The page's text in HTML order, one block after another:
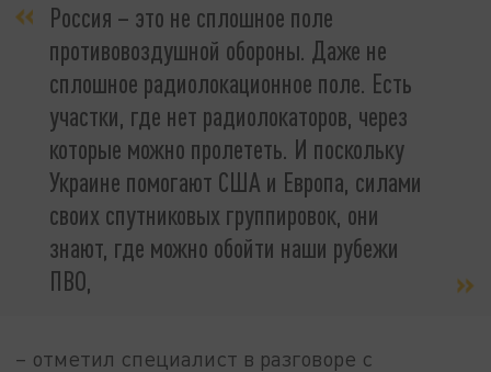
Россия – это не сплошное поле
противовоздушной обороны. Даже не
сплошное радиолокационное поле. Есть
участки, где нет радиолокаторов, через
которые можно пролететь. И поскольку
Украине помогают США и Европа, силами
своих спутниковых группировок, они
знают, где можно обойти наши рубежи
ПВО,
– отметил специалист в разговоре с